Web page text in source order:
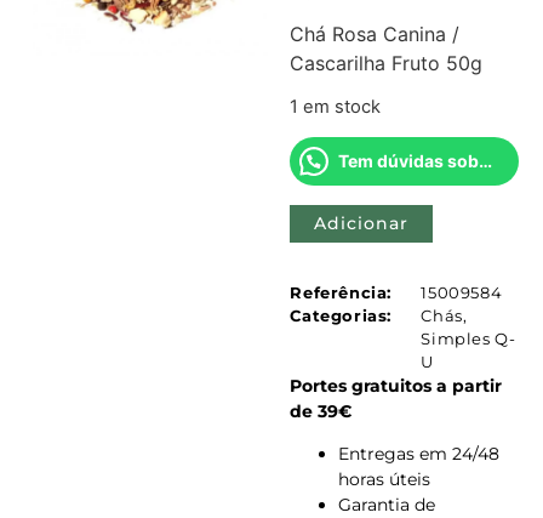
Chá Rosa Canina /
Cascarilha Fruto 50g
1 em stock
Tem dúvidas sobre este produto?
Adicionar
Referência:
15009584
Categorias:
Chás,
Simples Q-
U
Portes gratuitos a partir
de 39€
Entregas em 24/48
horas úteis
Garantia de